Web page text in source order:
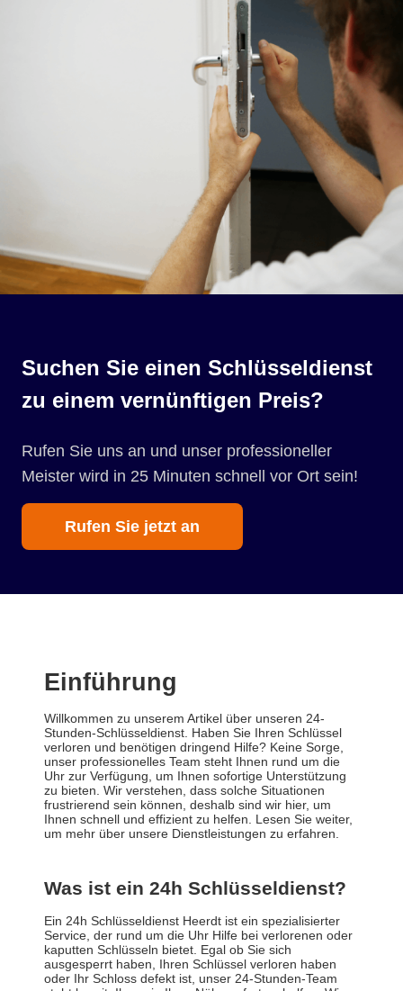
Suchen Sie einen Schlüsseldienst
zu einem vernünftigen Preis?
Rufen Sie uns an und unser professioneller
Meister wird in 25 Minuten schnell vor Ort sein!
Rufen Sie jetzt an
Einführung
Willkommen zu unserem Artikel über unseren 24-
Stunden-Schlüsseldienst. Haben Sie Ihren Schlüssel
verloren und benötigen dringend Hilfe? Keine Sorge,
unser professionelles Team steht Ihnen rund um die
Uhr zur Verfügung, um Ihnen sofortige Unterstützung
zu bieten. Wir verstehen, dass solche Situationen
frustrierend sein können, deshalb sind wir hier, um
Ihnen schnell und effizient zu helfen. Lesen Sie weiter,
um mehr über unsere Dienstleistungen zu erfahren.
Was ist ein 24h Schlüsseldienst?
Ein 24h Schlüsseldienst Heerdt ist ein spezialisierter
Service, der rund um die Uhr Hilfe bei verlorenen oder
kaputten Schlüsseln bietet. Egal ob Sie sich
ausgesperrt haben, Ihren Schlüssel verloren haben
oder Ihr Schloss defekt ist, unser 24-Stunden-Team